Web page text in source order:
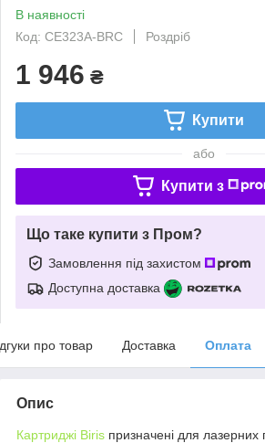
В наявності
Код: CE323A-BRC
Роздріб
1 946 ₴
Купити
або
Купити з
Що таке купити з Пром?
Замовлення під захистом
Доступна доставка
про товар Доставка Оплата
Опис
Картриджі Biris призначені для лазерних